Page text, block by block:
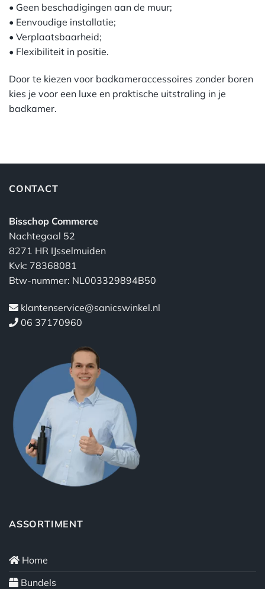
• Geen beschadigingen aan de muur;
• Eenvoudige installatie;
• Verplaatsbaarheid;
• Flexibiliteit in positie.
Door te kiezen voor badkameraccessoires zonder boren
kies je voor een luxe en praktische uitstraling in je
badkamer.
CONTACT
Bisschop Commerce
Nachtegaal 52
8271 HR IJsselmuiden
Kvk: 78368081
Btw-nummer: NL003329894B50
klantenservice@sanicswinkel.nl
06 37170960
ASSORTIMENT
Home
Bundels